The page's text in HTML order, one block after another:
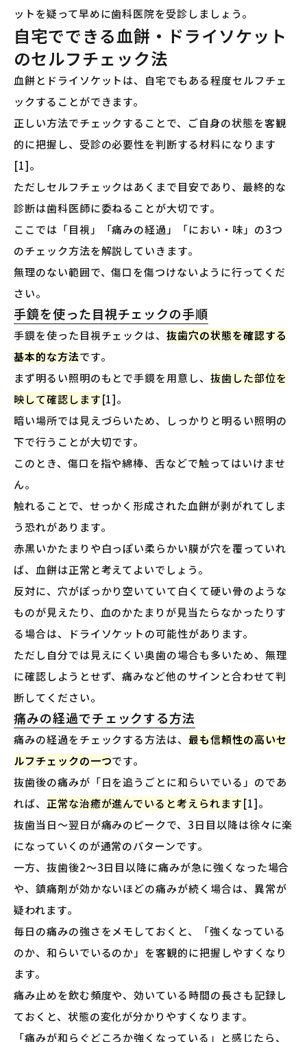
ットを疑って早めに歯科医院を受診しましょう。
自宅でできる血餅・ドライソケット
のセルフチェック法
血餅とドライソケットは、自宅でもある程度セルフチェ
ックすることができます。
正しい方法でチェックすることで、ご自身の状態を客観
的に把握し、受診の必要性を判断する材料になります
[1]。
ただしセルフチェックはあくまで目安であり、最終的な
診断は歯科医師に委ねることが大切です。
ここでは「目視」「痛みの経過」「におい・味」の3つ
のチェック方法を解説していきます。
無理のない範囲で、傷口を傷つけないように行ってくだ
さい。
手鏡を使った目視チェックの手順
手鏡を使った目視チェックは、抜歯穴の状態を確認する
基本的な方法です。
まず明るい照明のもとで手鏡を用意し、 抜歯した部位を
映して確認します[1]。
暗い場所では見えづらいため、しっかりと明るい照明の
下で行うことが大切です。
このとき、傷口を指や綿棒、舌などで触ってはいけませ
ん。
触れることで、せっかく形成された血餅が剥がれてしま
う恐れがあります。
赤黒いかたまりや白っぽい柔らかい膜が穴を覆っていれ
ば、血餅は正常と考えてよいでしょう。
反対に、穴がぽっかり空いていて白くて硬い骨のような
ものが見えたり、血のかたまりが見当たらなかったりす
る場合は、ドライソケットの可能性があります。
ただし自分では見えにくい奥歯の場合も多いため、無理
に確認しようとせず、痛みなど他のサインと合わせて判
断してください。
痛みの経過でチェックする方法
痛みの経過をチェックする方法は、 最も信頼性の高いセ
ルフチェックの一つです。
抜歯後の痛みが「日を追うごとに和らいでいる」のであ
れば、 正常な治癒が進んでいると考えられます[1]。
抜歯当日〜翌日が痛みのピークで、3日目以降は徐々に楽
になっていくのが通常のパターンです。
一方、抜歯後2〜3日目以降に痛みが急に強くなった場合
や、鎮痛剤が効かないほどの痛みが続く場合は、異常が
疑われます。
毎日の痛みの強さをメモしておくと、「強くなっている
のか、和らいでいるのか」を客観的に把握しやすくなり
ます。
痛み止めを飲む頻度や、効いている時間の長さも記録し
ておくと、状態の変化が分かりやすくなります。
「痛みが和らぐどころか強くなっている」と感じたら、